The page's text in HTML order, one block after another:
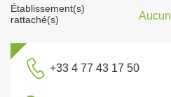
Établissement(s)
rattaché(s)
Aucun
+33 4 77 43 17 50